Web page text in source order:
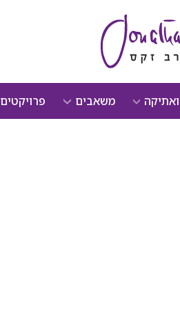
משאבים פרויקטים